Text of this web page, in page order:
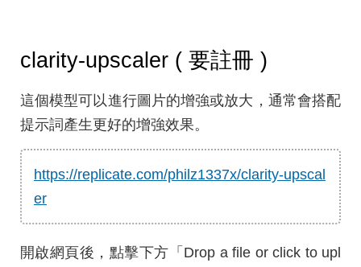
clarity-upscaler ( 要註冊 )
這個模型可以進行圖片的增強或放大，通常會搭配
提示詞產生更好的增強效果。
https://replicate.com/philz1337x/clarity-upscal
er
開啟網頁後，點擊下方「Drop a file or click to upl